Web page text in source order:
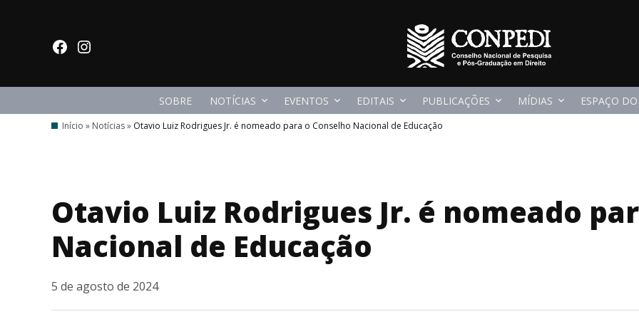
facebookInstagram
SOBRE NOTÍCIAS EVENTOS EDITAIS PUBLICAÇÕES MÍDIAS ESPAÇO
Início » Notícias» Otavio Luiz Rodrigues Jr. é nomeado para o Conselho Nacional de Educação
Otavio Luiz Rodrigues Jr. é nomeado
Nacional de Educação
5 de agosto de 2024